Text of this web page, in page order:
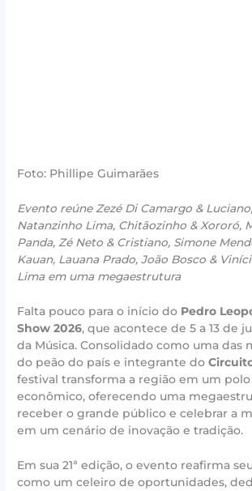
Foto: Phillipe Guimarães
Evento reúne Zezé Di Camargo &
Natanzinho Lima, Chitãozinho & Xororó,
Panda, Zé Neto & Cristiano, Simone
Kauan, Lauana Prado, João Bosco &
Lima em uma megaestrutura
Falta pouco para o início do Pedro
Show 2026, que acontece de 5 a 13 de
da Música. Consolidado como uma das
do peão do país e integrante do
festival transforma a região em um
econômico, oferecendo uma
receber o grande público e celebrar a
em um cenário de inovação e tradição.
Em sua 21ª edição, o evento reafirma
como um celeiro de oportunidades,